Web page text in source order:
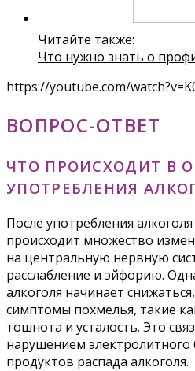
Читайте также:
Что нужно знать о
https://youtube.com/
ВОПРОС-ОТВЕТ
ЧТО ПРОИСХОДИТ В
УПОТРЕБЛЕНИЯ
После употребления
происходит множество
на центральную нервную
расслабление и эйфорию.
алкоголя начинает
симптомы похмелья, такие
тошнота и усталость. Это
нарушением электролитного
продуктов распада алкоголя.